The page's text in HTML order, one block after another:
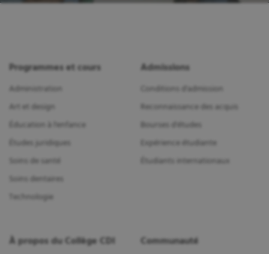
Programmes et cours
Administration
Art et design
Éducation à l'enfance
Études juridiques
Soins de santé
Soins dentaires
Technologie
Admissions
Conditions d'admission
Reconnaissance des acquis
Bourses d'études
Expérience étudiante
Étudiants internationaux
À propos du Collège CDI Communauté